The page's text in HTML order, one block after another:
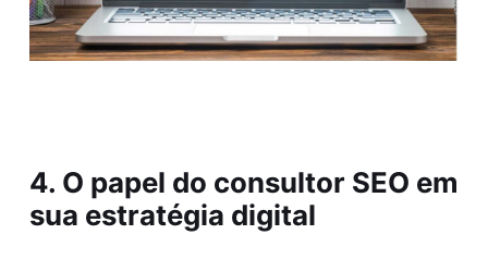
4. O papel do consultor SEO em
sua estratégia digital